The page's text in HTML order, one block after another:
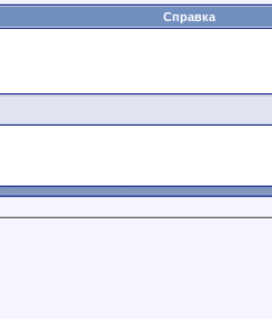
Справка